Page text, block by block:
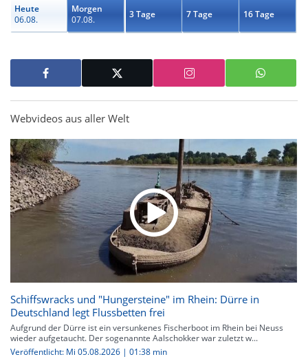
Heute
06.08.
Morgen
07.08.
3 Tage 7 Tage 16 Tage
Webvideos aus aller Welt
Schiffswracks und "Hungersteine" im Rhein: Dürre in
Deutschland legt Flussbetten frei
Aufgrund der Dürre ist ein versunkenes Fischerboot im Rhein bei Neuss
wieder aufgetaucht. Der sogenannte Aalschokker war zuletzt w...
Veröffentlicht: Mi 05.08.2026 | 01:38 min